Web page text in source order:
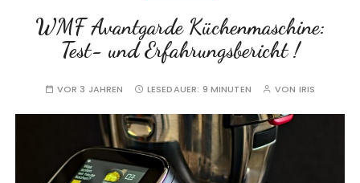
WMF Avantgarde Küchenmaschine:
Test- und Erfahrungsbericht !
VOR 3 JAHREN LESEDAUER: 9 MINUTEN VON IRIS